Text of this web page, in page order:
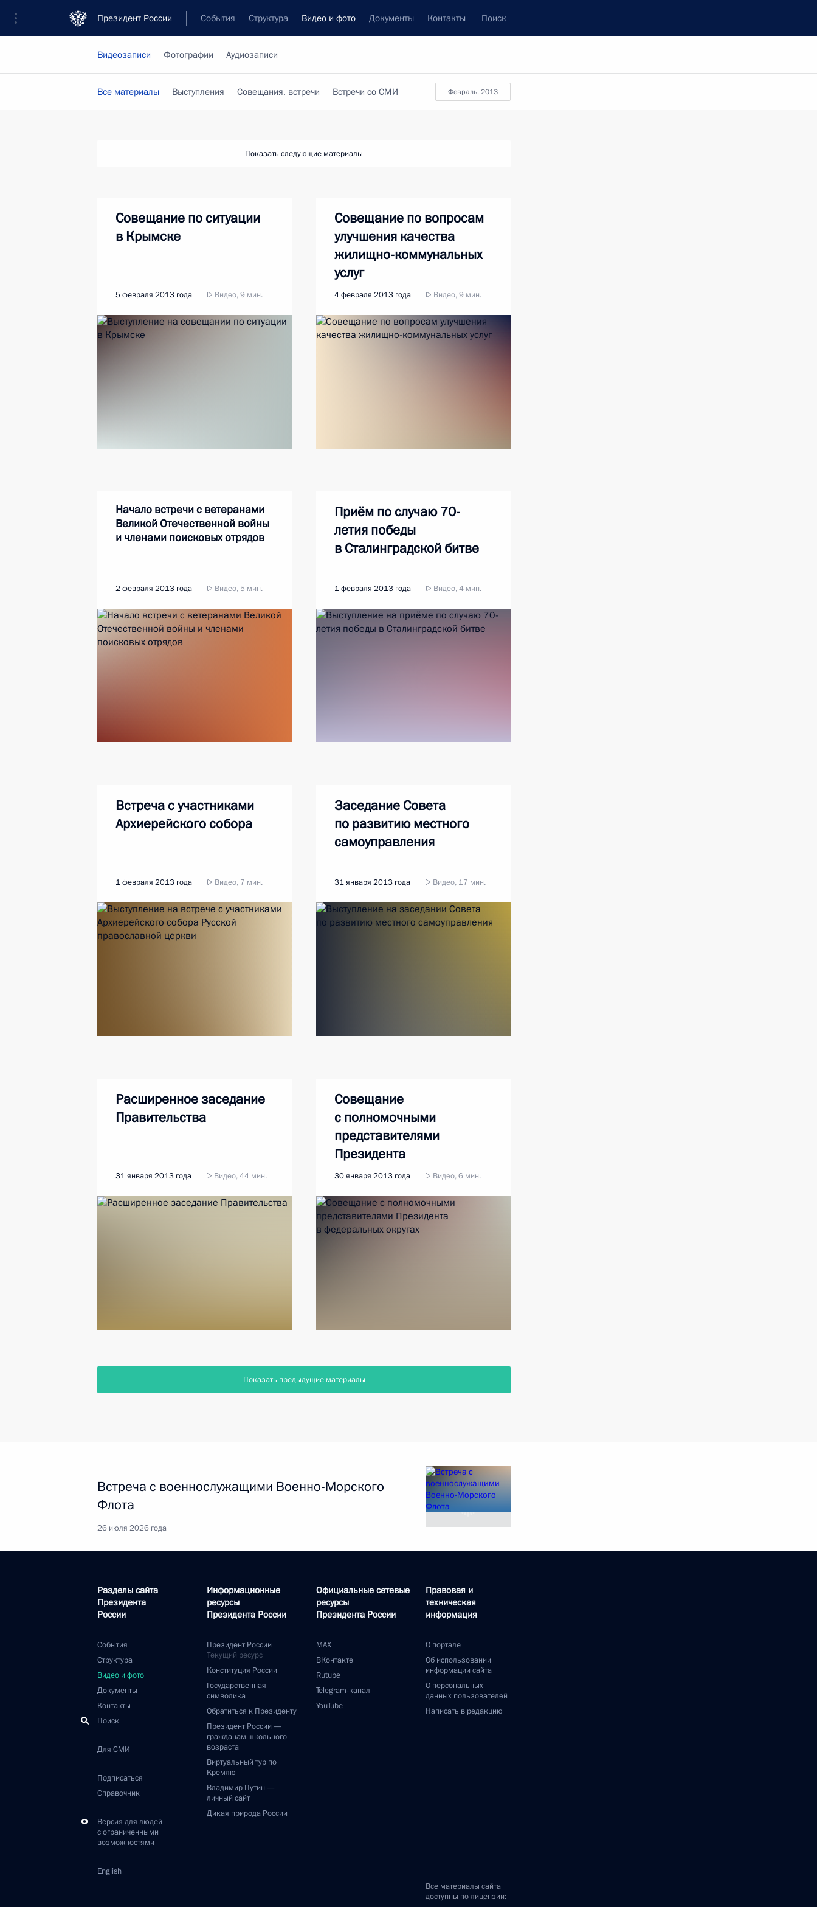
Президент России События Структура Видео и фото Документы Контакты Поиск
Видеозаписи Фотографии Аудиозаписи
февраль, 2013
Все материалы Выступления Совещания, встречи Встречи со СМИ
Показать следующие материалы
Совещание по ситуации
в Крымске
5 февраля 2013 года Видео, 9 мин.
Совещание по вопросам
улучшения качества
жилищно-коммунальных
услуг
4 февраля 2013 года Видео, 9 мин.
Начало встречи с ветеранами
Великой Отечественной войны
и членами поисковых отрядов
2 февраля 2013 года Видео, 5 мин.
Приём по случаю 70-
летия победы
в Сталинградской битве
1 февраля 2013 года Видео, 4 мин.
Встреча с участниками
Архиерейского собора
1 февраля 2013 года Видео, 7 мин.
Заседание Совета
по развитию местного
самоуправления
31 января 2013 года Видео, 17 мин.
Расширенное заседание
Правительства
31 января 2013 года Видео, 44 мин.
Совещание
с полномочными
представителями
Президента
в федеральных округах
30 января 2013 года Видео, 6 мин.
Показать предыдущие материалы
Встреча с военнослужащими Военно-Морского
Флота
26 июля 2026 года
Разделы сайта
Президента
России
События
Структура
Видео и фото
Документы
Контакты
Поиск
Для СМИ
Подписаться
Справочник
Версия для людей
с ограниченными
возможностями
English
Информационные
ресурсы
Президента России
Президент России
Текущий ресурс
Конституция России
Государственная
символика
Обратиться к Президенту
Президент России —
гражданам школьного
возраста
Виртуальный тур по
Кремлю
Владимир Путин —
личный сайт
Дикая природа России
Официальные сетевые
ресурсы
Президента России
MAX
ВКонтакте
Rutube
Telegram-канал
YouTube
Правовая и
техническая
информация
О портале
Об использовании
информации сайта
О персональных
данных пользователей
Написать в редакцию
Все материалы сайта
доступны по лицензии: